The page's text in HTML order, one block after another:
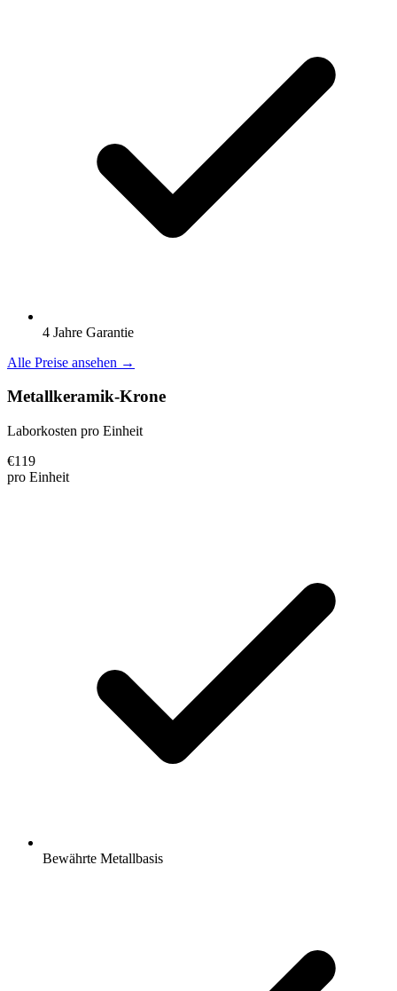
4 Jahre Garantie
Alle Preise ansehen →
Metallkeramik-Krone
Laborkosten pro Einheit
€119
pro Einheit
Bewährte Metallbasis